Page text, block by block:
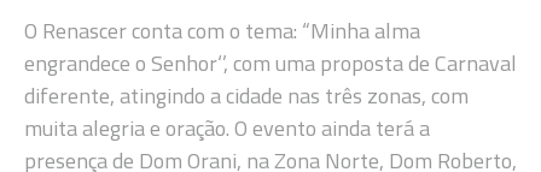
O Renascer conta com o tema: “Minha alma
engrandece o Senhor‘’, com uma proposta de Carnaval
diferente, atingindo a cidade nas três zonas, com
muita alegria e oração. O evento ainda terá a
presença de Dom Orani, na Zona Norte, Dom Roberto,